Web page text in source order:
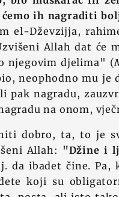
ih nagraditi
el-Dževzijja,
Allah dat će
njegovim djelima" (
neophodno mu je
pak nagradu,
na onom,
dobro, ta, to je
Allah: "Džine i
da ibadet čine. Pa,
koji su